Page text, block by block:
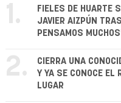
1.
FIELES DE HUARTE
JAVIER AIZPÚN
PENSAMOS
2.
CIERRA UNA
Y YA SE CONOCE EL
LUGAR